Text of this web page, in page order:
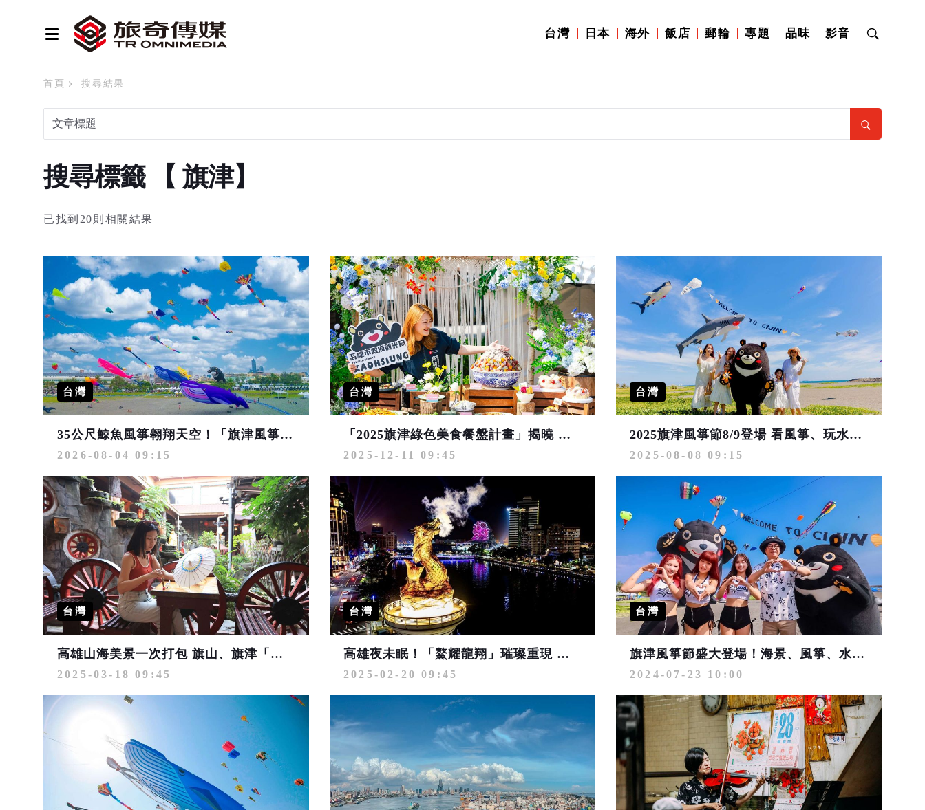
台灣 日本 海外 飯店 郵輪 專題 品味 影音
首頁 搜尋結果
搜尋標籤 【 旗津】
已找到20則相關結果
台灣
35公尺鯨魚風箏翱翔天空！「旗津風箏節」放飛 搭渡輪追風、從早玩到晚
2026-08-04 09:15
台灣
「2025旗津綠色美食餐盤計畫」揭曉 大秀旗津餐飲軟「食」力
2025-12-11 09:45
台灣
2025旗津風箏節8/9登場 看風箏、玩水樂園 搭渡輪最便利
2025-08-08 09:15
台灣
高雄山海美景一次打包 旗山、旗津「雙旗之旅」現正熱賣中
2025-03-18 09:45
台灣
高雄夜未眠！「鰲耀龍翔」璀璨重現 巨大美食打卡新熱點
2025-02-20 09:45
台灣
旗津風箏節盛大登場！海景、風箏、水樂園從早玩到晚
2024-07-23 10:00